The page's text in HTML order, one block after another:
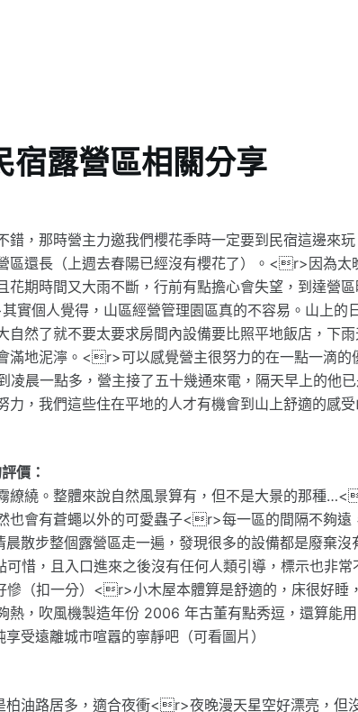
宿露營區相關分享
錯，那時營主力邀我們櫻花季時一定要到民宿這邊來
區還長（上週去春陽已經沒有櫻花了）。<r>因為太
花期時間又大雨不斷，行前有點擔心會失望，到達營
個人覺得，山區經營管理園區真的不容易。山上的
自然了就不要太要求房間內設備要比照平地飯店，下
滿地泥濘。<r>可以感覺營主很努力的在一點一滴的
凌晨一點多，營主接了五十幾通來電，隔天早上的他
力，我們這些住在平地的人才有機會到山上舒適的感
價：
繚繞。整體來說自然風景算有，但不是大景的那種
也會有蒼蠅以外的可愛蟲子<r>每一區的間隔不夠遠
散步整個露營區走一遍，發現很多的設備都是廢棄沒
惜，且入口進來之後沒有任何人類引導，標示也非
（扣一分）<r>小木屋本體算是舒適的，床很好睡
熱，吹風機製造年份 2006 年古董有點秀逗，還算能
受遠離城市喧囂的寧靜吧（可看圖片）
油路居多，適合夜衝<r>夜晚漫天星空好漂亮，